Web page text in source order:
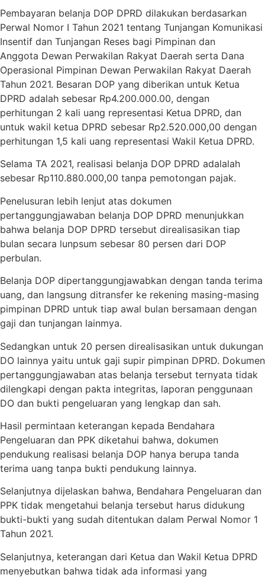
Pembayaran belanja DOP DPRD dilakukan berdasarkan
Perwal Nomor I Tahun 2021 tentang Tunjangan Komunikasi
Insentif dan Tunjangan Reses bagi Pimpinan dan
Anggota Dewan Perwakilan Rakyat Daerah serta Dana
Operasional Pimpinan Dewan Perwakilan Rakyat Daerah
Tahun 2021. Besaran DOP yang diberikan untuk Ketua
DPRD adalah sebesar Rp4.200.000.00, dengan
perhitungan 2 kali uang representasi Ketua DPRD, dan
untuk wakil ketua DPRD sebesar Rp2.520.000,00 dengan
perhitungan 1,5 kali uang representasi Wakil Ketua DPRD.
Selama TA 2021, realisasi belanja DOP DPRD adalalah
sebesar Rp110.880.000,00 tanpa pemotongan pajak.
Penelusuran lebih lenjut atas dokumen
pertanggungjawaban belanja DOP DPRD menunjukkan
bahwa belanja DOP DPRD tersebut direalisasikan tiap
bulan secara lunpsum sebesar 80 persen dari DOP
perbulan.
Belanja DOP dipertanggungjawabkan dengan tanda terima
uang, dan langsung ditransfer ke rekening masing-masing
pimpinan DPRD untuk tiap awal bulan bersamaan dengan
gaji dan tunjangan lainmya.
Sedangkan untuk 20 persen direalisasikan untuk dukungan
DO lainnya yaitu untuk gaji supir pimpinan DPRD. Dokumen
pertanggungjawaban atas belanja tersebut ternyata tidak
dilengkapi dengan pakta integritas, laporan penggunaan
DO dan bukti pengeluaran yang lengkap dan sah.
Hasil permintaan keterangan kepada Bendahara
Pengeluaran dan PPK diketahui bahwa, dokumen
pendukung realisasi belanja DOP hanya berupa tanda
terima uang tanpa bukti pendukung lainnya.
Selanjutnya dijelaskan bahwa, Bendahara Pengeluaran dan
PPK tidak mengetahui belanja tersebut harus didukung
bukti-bukti yang sudah ditentukan dalam Perwal Nomor 1
Tahun 2021.
Selanjutnya, keterangan dari Ketua dan Wakil Ketua DPRD
menyebutkan bahwa tidak ada informasi yang